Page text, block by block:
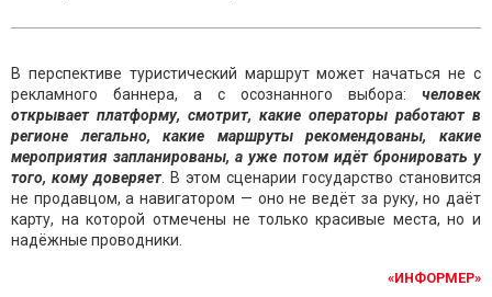
В перспективе туристический маршрут может начаться не с
рекламного баннера, а с осознанного выбора: человек
открывает платформу, смотрит, какие операторы работают в
регионе легально, какие маршруты рекомендованы, какие
мероприятия запланированы, а уже потом идёт бронировать у
того, кому доверяет. В этом сценарии государство становится
не продавцом, а навигатором — оно не ведёт за руку, но даёт
карту, на которой отмечены не только красивые места, но и
надёжные проводники.
«ИНФОРМЕР»